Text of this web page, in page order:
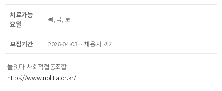
치료가능
요일
목, 금, 토
모집기간 2026-04-03 ~ 채용시 까지
놀잇다 사회적협동조합
https://www.nolitta.or.kr/